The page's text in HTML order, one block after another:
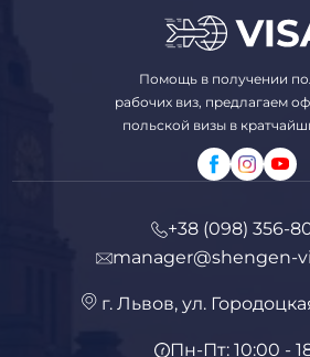
Помощь в получении
рабочих виз, предлагаем
польской визы в
+38 (098) 356-
manager@shengen-
г. Львов, ул.
Пн-Пт: 10:00 -